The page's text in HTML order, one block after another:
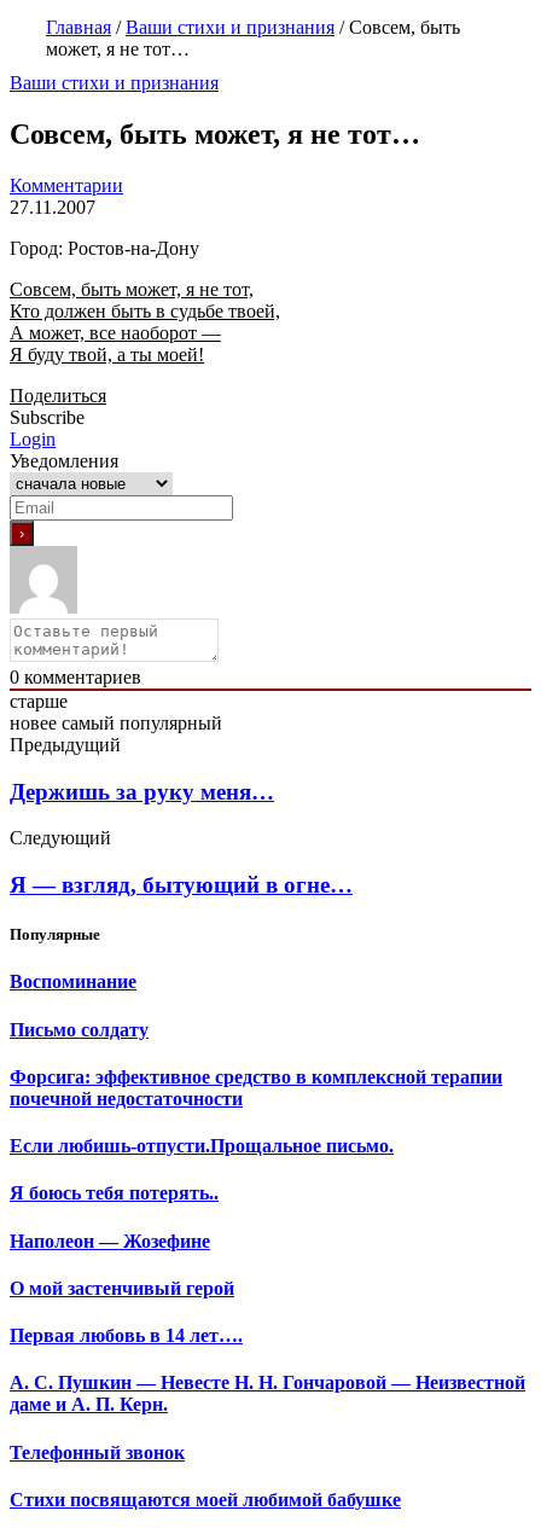
Главная /Ваши стихи и признания /Совсем, быть
может, я не тот…
Ваши стихи и признания
Совсем, быть может, я не тот…
Комментарии
27.11.2007
Город: Ростов-на-Дону
Совсем, быть может, я не тот,
Кто должен быть в судьбе твоей,
А может, все наоборот —
Я буду твой, а ты моей!
Поделиться
Subscribe
Login
Уведомления
0 комментариев
старше
новее самый популярный
Предыдущий
Держишь за руку меня…
Следующий
Я — взгляд, бытующий в огне…
Популярные
Воспоминание
Письмо солдату
Форсига: эффективное средство в комплексной терапии
почечной недостаточности
Если любишь-отпусти.Прощальное письмо.
Я боюсь тебя потерять..
Наполеон — Жозефине
О мой застенчивый герой
Первая любовь в 14 лет….
А. С. Пушкин — Невесте Н. Н. Гончаровой — Неизвестной
даме и А. П. Керн.
Телефонный звонок
Стихи посвящаются моей любимой бабушке